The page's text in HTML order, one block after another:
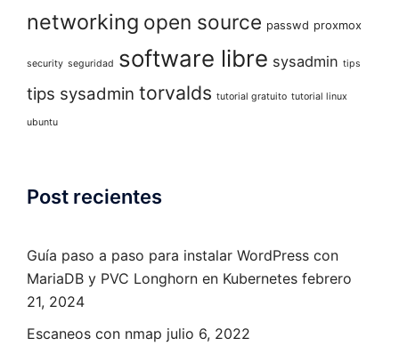
networking open source passwd proxmox
security seguridad software libre sysadmin tips
tips sysadmin torvalds tutorial gratuito tutorial linux
ubuntu
Post recientes
Guía paso a paso para instalar WordPress con
MariaDB y PVC Longhorn en Kubernetes febrero
21, 2024
Escaneos con nmap julio 6, 2022